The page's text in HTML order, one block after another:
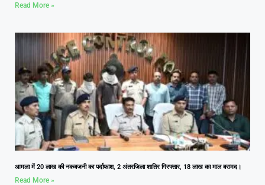
Read More »
आमला में 20 लाख की नकबजनी का पर्दाफाश, 2 अंतरजिला शातिर गिरफ्तार, 18 लाख का माल बरामद।
Read More »